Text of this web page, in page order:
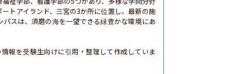
トアイランド、三宮の3か所に位置し、最新の施
スは、須磨の海を一望できる緑豊かな環境にあ
報を受験生向けに引用・整理して作成していま